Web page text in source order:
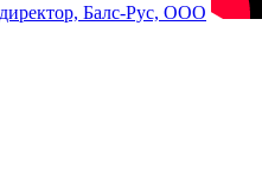
Балс-Рус, ООО